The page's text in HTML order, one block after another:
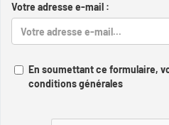
Votre adresse e-mail :
En soumettant ce formulaire,
conditions générales